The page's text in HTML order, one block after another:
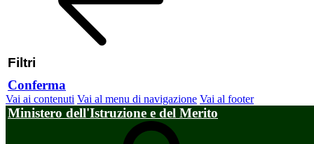
Filtri
Conferma
Vai ai contenuti Vai al menu di navigazione Vai al footer
Ministero dell'Istruzione e del Merito